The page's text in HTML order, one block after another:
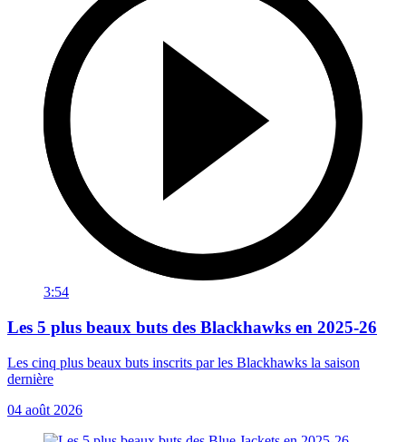
3:54
Les 5 plus beaux buts des Blackhawks en 2025-26
Les cinq plus beaux buts inscrits par les Blackhawks la saison
dernière
04 août 2026